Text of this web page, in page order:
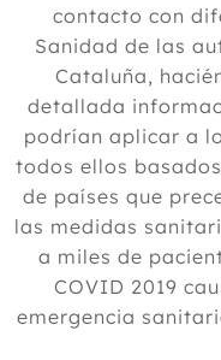
contacto con
Sanidad de las
Cataluña,
detallada
podrían aplicar a
todos ellos
de países que
las medidas
a miles de
COVID 2019
emergencia